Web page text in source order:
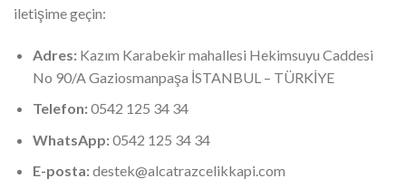
iletişime geçin:
Adres:Kazım Karabekir mahallesi Hekimsuyu Caddesi
No 90/A Gaziosmanpaşa İSTANBUL – TÜRKİYE
Telefon:0542 125 34 34
WhatsApp:0542 125 34 34
E-posta:destek@alcatrazcelikkapi.com